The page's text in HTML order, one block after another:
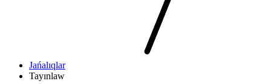
Jańalıqlar
Tayınlaw